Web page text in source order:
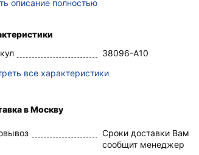
описание полностью
38096-A10
все характеристики
в Москву
Сроки доставки Вам
сообщит менеджер